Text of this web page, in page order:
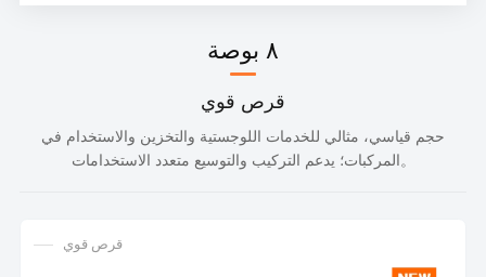
٨ بوصة
قرص قوي
حجم قياسي، مثالي للخدمات اللوجستية والتخزين والاستخدام في
المركبات؛ يدعم التركيب والتوسيع متعدد الاستخدامات。
قرص قوي